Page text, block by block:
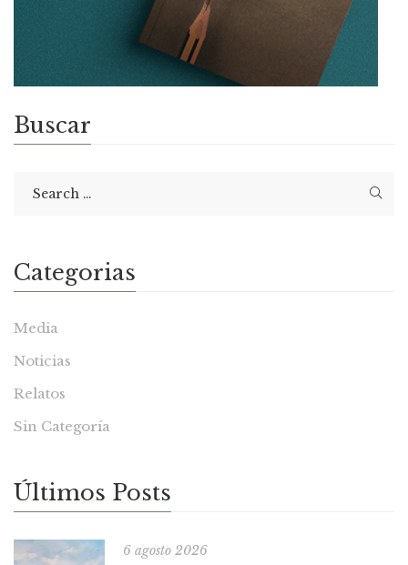
Buscar
Categorias
Media
Noticias
Relatos
Sin Categoría
Últimos Posts
6 agosto 2026